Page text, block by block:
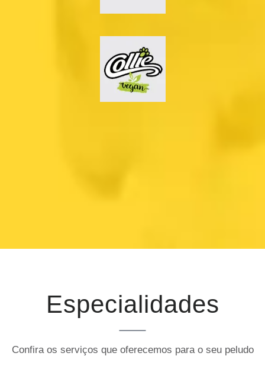
Especialidades
Confira os serviços que oferecemos para o seu peludo